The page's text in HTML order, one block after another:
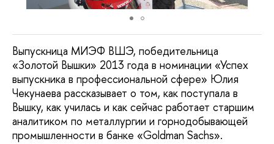
Выпускница МИЭФ ВШЭ, победительница
«Золотой Вышки» 2013 года в номинации «Успех
выпускника в профессиональной сфере» Юлия
Чекунаева рассказывает о том, как поступала в
Вышку, как училась и как сейчас работает старшим
аналитиком по металлургии и горнодобывающей
промышленности в банке «Goldman Sachs».